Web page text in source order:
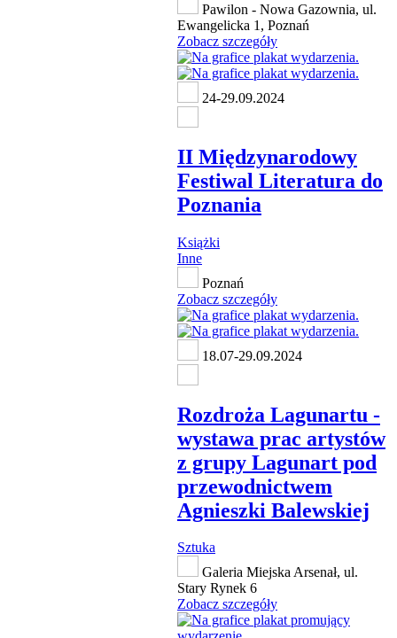
Pawilon - Nowa Gazownia, ul.
Ewangelicka 1, Poznań
Zobacz szczegóły
24-29.09.2024
II Międzynarodowy
Festiwal Literatura do
Poznania
Książki
Inne
Poznań
Zobacz szczegóły
18.07-29.09.2024
Rozdroża Lagunartu -
wystawa prac artystów
z grupy Lagunart pod
przewodnictwem
Agnieszki Balewskiej
Sztuka
Galeria Miejska Arsenał, ul.
Stary Rynek 6
Zobacz szczegóły